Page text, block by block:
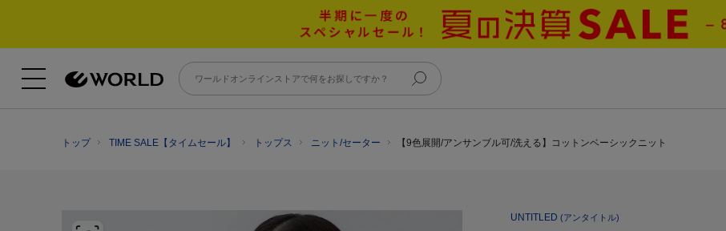
トップ TIME SALE【タイムセール】 トップス ニット/セーター 【9色展開/アンサンブル可/洗える】コットンベーシックニット
UNTITLED (アンタイトル)